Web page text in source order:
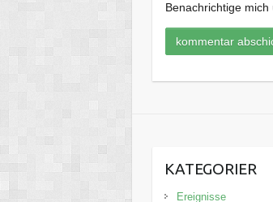
Benachrichtige
KATEGORIER
Ereignisse